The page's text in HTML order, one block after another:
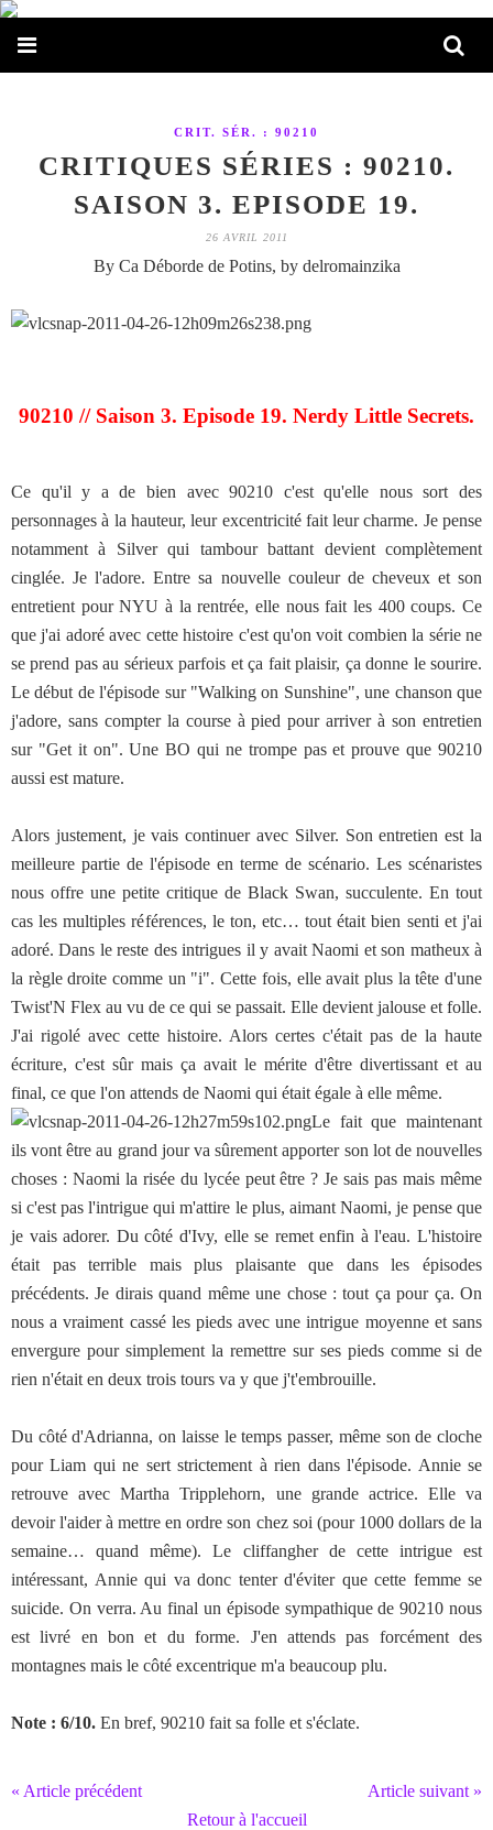
CRIT. SÉR. : 90210
CRITIQUES SÉRIES : 90210.
SAISON 3. EPISODE 19.
26 AVRIL 2011
By Ca Déborde de Potins, by delromainzika
90210 // Saison 3. Episode 19. Nerdy Little Secrets.
Ce qu'il y a de bien avec 90210 c'est qu'elle nous sort des
personnages à la hauteur, leur excentricité fait leur charme. Je pense
notamment à Silver qui tambour battant devient complètement
cinglée. Je l'adore. Entre sa nouvelle couleur de cheveux et son
entretient pour NYU à la rentrée, elle nous fait les 400 coups. Ce
que j'ai adoré avec cette histoire c'est qu'on voit combien la série ne
se prend pas au sérieux parfois et ça fait plaisir, ça donne le sourire.
Le début de l'épisode sur "Walking on Sunshine", une chanson que
j'adore, sans compter la course à pied pour arriver à son entretien
sur "Get it on". Une BO qui ne trompe pas et prouve que 90210
aussi est mature.
Alors justement, je vais continuer avec Silver. Son entretien est la
meilleure partie de l'épisode en terme de scénario. Les scénaristes
nous offre une petite critique de Black Swan, succulente. En tout
cas les multiples références, le ton, etc… tout était bien senti et j'ai
adoré. Dans le reste des intrigues il y avait Naomi et son matheux à
la règle droite comme un "i". Cette fois, elle avait plus la tête d'une
Twist'N Flex au vu de ce qui se passait. Elle devient jalouse et folle.
J'ai rigolé avec cette histoire. Alors certes c'était pas de la haute
écriture, c'est sûr mais ça avait le mérite d'être divertissant et au
final, ce que l'on attends de Naomi qui était égale à elle même.
Le fait que maintenant
ils vont être au grand jour va sûrement apporter son lot de nouvelles
choses : Naomi la risée du lycée peut être ? Je sais pas mais même
si c'est pas l'intrigue qui m'attire le plus, aimant Naomi, je pense que
je vais adorer. Du côté d'Ivy, elle se remet enfin à l'eau. L'histoire
était pas terrible mais plus plaisante que dans les épisodes
précédents. Je dirais quand même une chose : tout ça pour ça. On
nous a vraiment cassé les pieds avec une intrigue moyenne et sans
envergure pour simplement la remettre sur ses pieds comme si de
rien n'était en deux trois tours va y que j't'embrouille.
Du côté d'Adrianna, on laisse le temps passer, même son de cloche
pour Liam qui ne sert strictement à rien dans l'épisode. Annie se
retrouve avec Martha Tripplehorn, une grande actrice. Elle va
devoir l'aider à mettre en ordre son chez soi (pour 1000 dollars de la
semaine… quand même). Le cliffangher de cette intrigue est
intéressant, Annie qui va donc tenter d'éviter que cette femme se
suicide. On verra. Au final un épisode sympathique de 90210 nous
est livré en bon et du forme. J'en attends pas forcément des
montagnes mais le côté excentrique m'a beaucoup plu.
Note : 6/10. En bref, 90210 fait sa folle et s'éclate.
« Article précédent
Article suivant »
Retour à l'accueil